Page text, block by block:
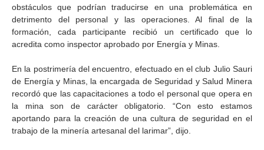
obstáculos que podrían traducirse en una problemática en
detrimento del personal y las operaciones. Al final de la
formación, cada participante recibió un certificado que lo
acredita como inspector aprobado por Energía y Minas.
En la postrimería del encuentro, efectuado en el club Julio Sauri
de Energía y Minas, la encargada de Seguridad y Salud Minera
recordó que las capacitaciones a todo el personal que opera en
la mina son de carácter obligatorio. “Con esto estamos
aportando para la creación de una cultura de seguridad en el
trabajo de la minería artesanal del larimar”, dijo.